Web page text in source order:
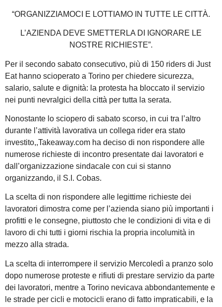
“ORGANIZZIAMOCI E LOTTIAMO IN TUTTE LE CITTÀ.
L’AZIENDA DEVE SMETTERLA DI IGNORARE LE
NOSTRE RICHIESTE”.
Per il secondo sabato consecutivo, più di 150 riders di Just
Eat hanno scioperato a Torino per chiedere sicurezza,
salario, salute e dignità: la protesta ha bloccato il servizio
nei punti nevralgici della città per tutta la serata.
Nonostante lo sciopero di sabato scorso, in cui tra l’altro
durante l’attività lavorativa un collega rider era stato
investito,,Takeaway.com ha deciso di non rispondere alle
numerose richieste di incontro presentate dai lavoratori e
dall’organizzazione sindacale con cui si stanno
organizzando, il S.I. Cobas.
La scelta di non rispondere alle legittime richieste dei
lavoratori dimostra come per l’azienda siano più importanti i
profitti e le consegne, piuttosto che le condizioni di vita e di
lavoro di chi tutti i giorni rischia la propria incolumità in
mezzo alla strada.
La scelta di interrompere il servizio Mercoledì a pranzo solo
dopo numerose proteste e rifiuti di prestare servizio da parte
dei lavoratori, mentre a Torino nevicava abbondantemente e
le strade per cicli e motocicli erano di fatto impraticabili, e la